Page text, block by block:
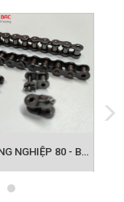
XÍCH CÔNG NGHIỆP 80 - BƯỚC XÍCH 25.400